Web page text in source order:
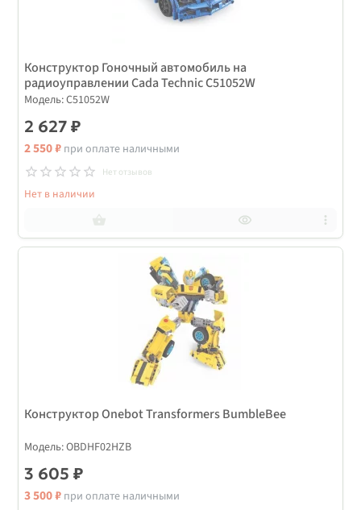
Конструктор Гоночный автомобиль на
радиоуправлении Cada Technic C51052W
Модель: C51052W
2 627 ₽
2 550 ₽ при оплате наличными
Нет отзывов
Нет в наличии
Конструктор Onebot Transformers BumbleBee
Модель: OBDHF02HZB
3 605 ₽
3 500 ₽ при оплате наличными